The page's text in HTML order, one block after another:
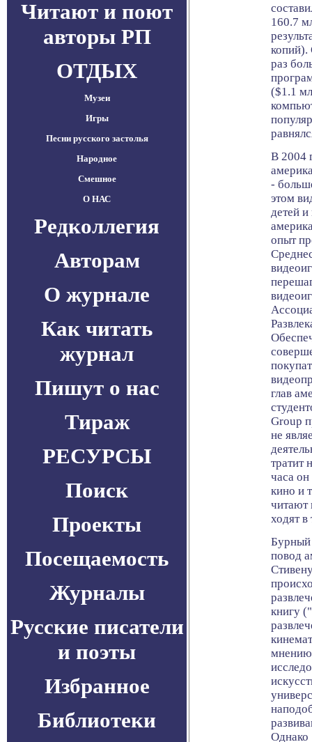
Читают и поют
авторы РП
ОТДЫХ
Музеи
Игры
Песни русского застолья
Народное
Смешное
О НАС
Редколлегия
Авторам
О журнале
Как читать
журнал
Пишут о нас
Тираж
РЕСУРСЫ
Поиск
Проекты
Посещаемость
Журналы
Русские писатели
и поэты
Избранное
Библиотеки
160.7
копий).
раз
($1.1
В 2004
-
этом
детей и
опыт
глав
Group
не
тратит
часа
кино и
читают
ходят
Бурный
повод
книгу
Однако